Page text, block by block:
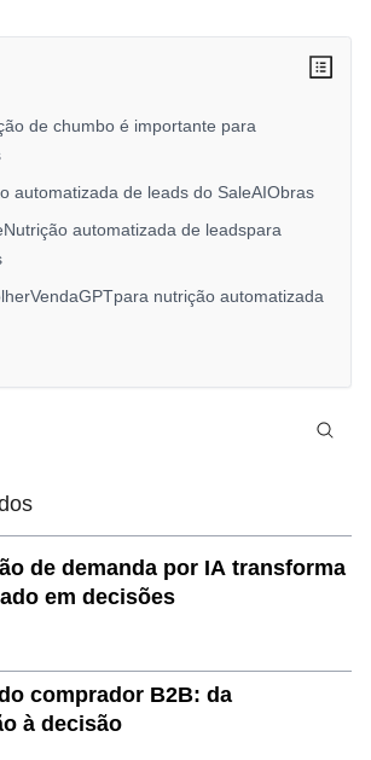
de chumbo é importante para
automatizada de leads do SaleAIObras
automatizada de leadspara
nutrição automatizada
de demanda por IA transforma
em decisões
comprador B2B: da
à decisão